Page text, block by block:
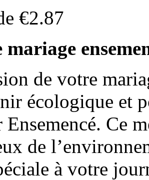
€2.87
mariage
de votre
écologique et
Ensemencé. Ce
de
à votre